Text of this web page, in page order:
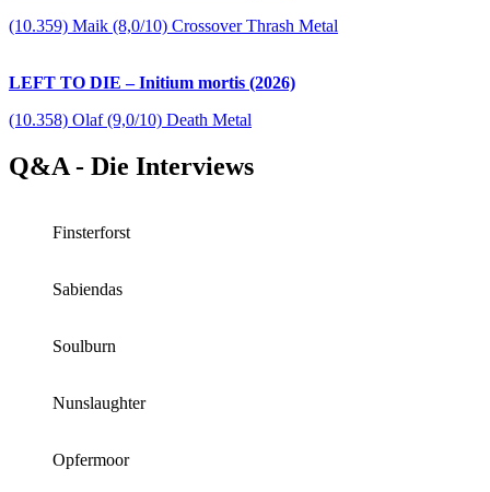
(10.359) Maik (8,0/10) Crossover Thrash Metal
LEFT TO DIE – Initium mortis (2026)
(10.358) Olaf (9,0/10) Death Metal
Q&A - Die Interviews
Finsterforst
Sabiendas
Soulburn
Nunslaughter
Opfermoor